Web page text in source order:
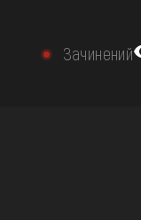
Зачинений